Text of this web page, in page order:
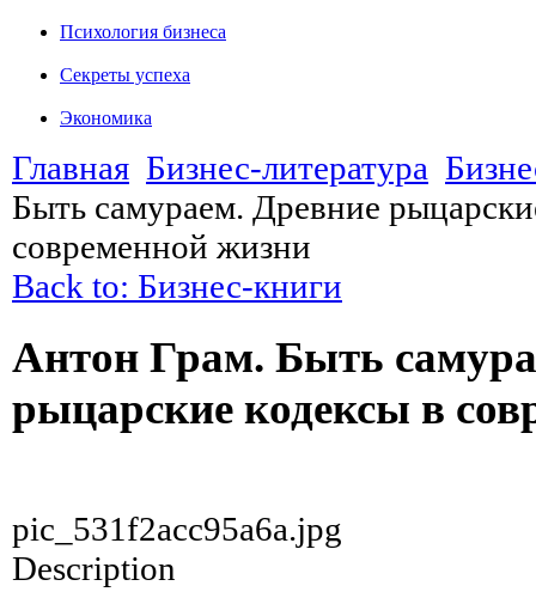
Психология бизнеса
Секреты успеха
Экономика
Главная Бизнес-литература
Быть самураем. Древние
современной жизни
Back to: Бизнес-книги
Антон Грам. Быть
рыцарские кодексы в
pic_531f2acc95a6a.jpg
Description